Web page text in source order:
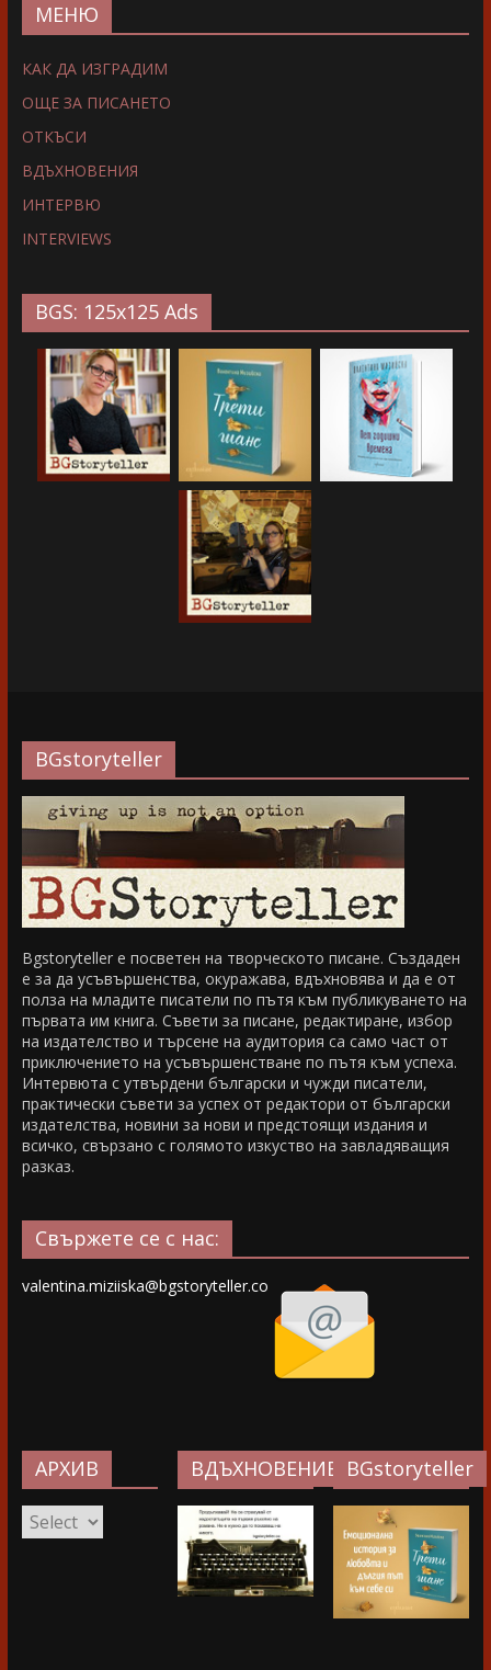
МЕНЮ
КАК ДА ИЗГРАДИМ
ОЩЕ ЗА ПИСАНЕТО
ОТКЪСИ
ВДЪХНОВЕНИЯ
ИНТЕРВЮ
INTERVIEWS
BGS: 125x125 Ads
BGstoryteller
Bgstoryteller е посветен на творческото писане. Създаден
е за да усъвършенства, окуражава, вдъхновява и да е от
полза на младите писатели по пътя към публикуването на
първата им книга. Съвети за писане, редактиране, избор
на издателство и търсене на аудитория са само част от
приключението на усъвършенстване по пътя към успеха.
Интервюта с утвърдени български и чужди писатели,
практически съвети за успех от редактори от български
издателства, новини за нови и предстоящи издания и
всичко, свързано с голямото изкуство на завладяващия
разказ.
Свържете се с нас:
valentina.miziiska@bgstoryteller.co
АРХИВ
АРХИВ
ВДЪХНОВЕНИЕ…BGstoryteller